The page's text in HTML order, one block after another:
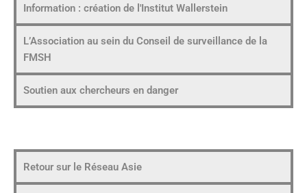
Information : création de l'Institut Wallerstein
L’Association au sein du Conseil de surveillance de la
FMSH
Soutien aux chercheurs en danger
Retour sur le Réseau Asie